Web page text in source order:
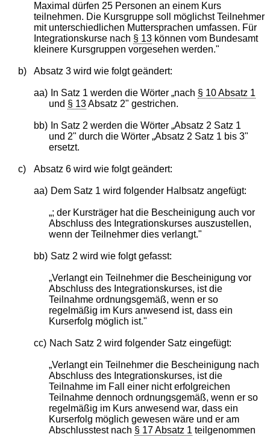
Maximal dürfen 25 Personen an einem Kurs
teilnehmen. Die Kursgruppe soll möglichst Teilnehmer
mit unterschiedlichen Muttersprachen umfassen. Für
Integrationskurse nach § 13können vom Bundesamt
kleinere Kursgruppen vorgesehen werden."
b) Absatz 3 wird wie folgt geändert:
aa) In Satz 1 werden die Wörter „nach § 10 Absatz 1
und § 13Absatz 2" gestrichen.
bb)
In Satz 2 werden die Wörter „Absatz 2 Satz 1
und 2" durch die Wörter „Absatz 2 Satz 1 bis 3"
ersetzt.
c) Absatz 6 wird wie folgt geändert:
aa) Dem Satz 1 wird folgender Halbsatz angefügt:
„; der Kursträger hat die Bescheinigung auch vor
Abschluss des Integrationskurses auszustellen,
wenn der Teilnehmer dies verlangt."
bb) Satz 2 wird wie folgt gefasst:
„Verlangt ein Teilnehmer die Bescheinigung vor
Abschluss des Integrationskurses, ist die
Teilnahme ordnungsgemäß, wenn er so
regelmäßig im Kurs anwesend ist, dass ein
Kurserfolg möglich ist."
cc) Nach Satz 2 wird folgender Satz eingefügt:
„Verlangt ein Teilnehmer die Bescheinigung nach
Abschluss des Integrationskurses, ist die
Teilnahme im Fall einer nicht erfolgreichen
Teilnahme dennoch ordnungsgemäß, wenn er so
regelmäßig im Kurs anwesend war, dass ein
Kurserfolg möglich gewesen wäre und er am
Abschlusstest nach § 17 Absatz 1 teilgenommen